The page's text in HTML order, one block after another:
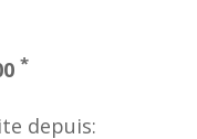
depuis: